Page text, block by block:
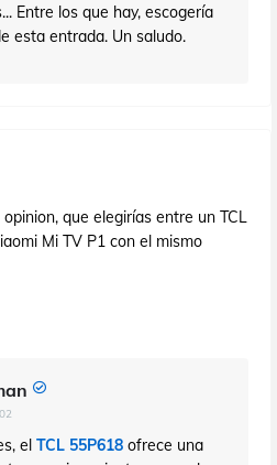
Entre los que hay, escogería
esta entrada. Un saludo.
que elegirías entre un TCL
Mi TV P1 con el mismo
el TCL 55P618 ofrece una